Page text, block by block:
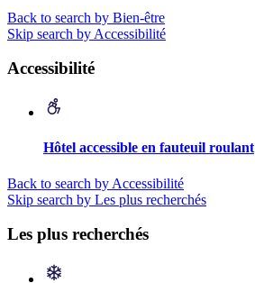
Back to search by Bien-être
Skip search by Accessibilité
Accessibilité
Hôtel accessible en fauteuil roulant
Back to search by Accessibilité
Skip search by Les plus recherchés
Les plus recherchés